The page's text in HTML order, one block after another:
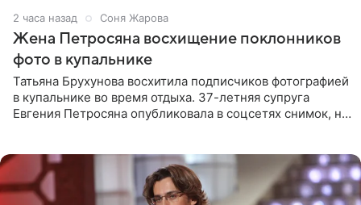
2 часа назад Соня Жарова
Жена Петросяна восхищение поклонников
фото в купальнике
Татьяна Брухунова восхитила подписчиков фотографией
в купальнике во время отдыха. 37-летняя супруга
Евгения Петросяна опубликовала в соцсетях снимок, на